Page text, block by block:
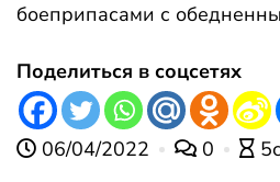
боеприпасами с
Поделиться в соцсетях
06/04/2022 0